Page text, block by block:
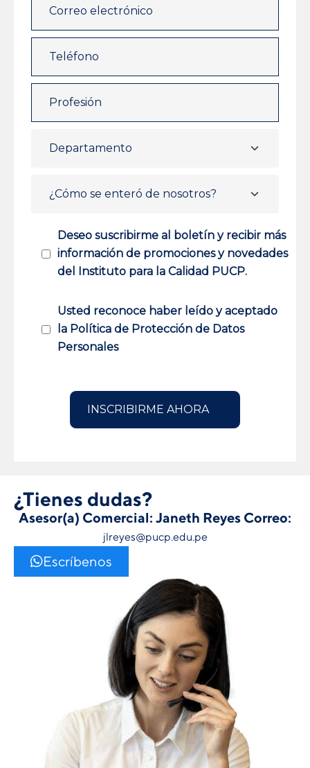
Deseo suscribirme al boletín y recibir más
información de promociones y novedades
del Instituto para la Calidad PUCP.
Usted reconoce haber leído y aceptado
la Política de Protección de Datos
Personales
¿Tienes dudas?
Asesor(a) Comercial: Janeth Reyes Correo:
jlreyes@pucp.edu.pe
Escríbenos